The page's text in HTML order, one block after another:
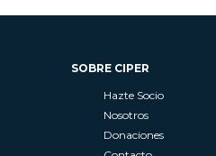
SOBRE CIPER
Hazte Socio
Nosotros
Donaciones